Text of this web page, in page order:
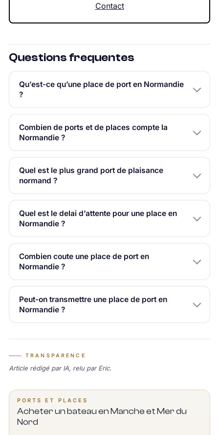
Contact
Questions frequentes
Qu’est-ce qu’une place de port en Normandie
?
Combien de ports et de places compte la
Normandie ?
Quel est le plus grand port de plaisance
normand ?
Quel est le delai d’attente pour une place en
Normandie ?
Combien coute une place de port en
Normandie ?
Peut-on transmettre une place de port en
Normandie ?
TRANSPARENCE
Article rédigé par IA, relu par Eric.
PORTS ET PLACES
Acheter un bateau en Manche et Mer du
Nord